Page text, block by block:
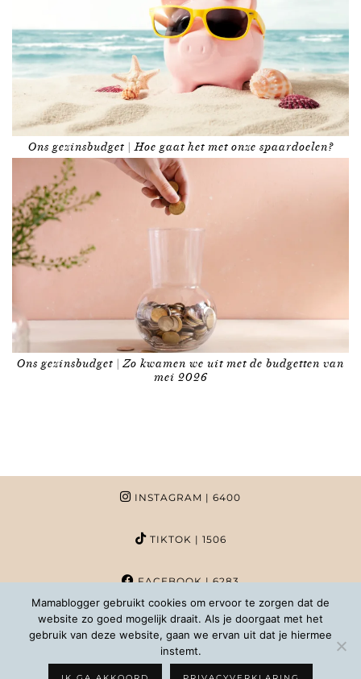
Ons gezinsbudget | Hoe gaat het met onze spaardoelen?
Ons gezinsbudget | Zo kwamen we uit met de budgetten van
mei 2026
INSTAGRAM | 6400
TIKTOK | 1506
FACEBOOK| 6283
PINTEREST | 1020
Mamablogger gebruikt cookies om ervoor te zorgen dat de
website zo goed mogelijk draait. Als je doorgaat met het
gebruik van deze website, gaan we ervan uit dat je hiermee
instemt.